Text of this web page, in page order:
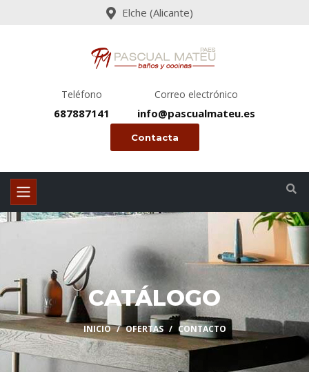
Elche (Alicante)
Teléfono
687887141
Correo electrónico
info@pascualmateu.es
Contacta
CATÁLOGO
INICIO OFERTAS CONTACTO